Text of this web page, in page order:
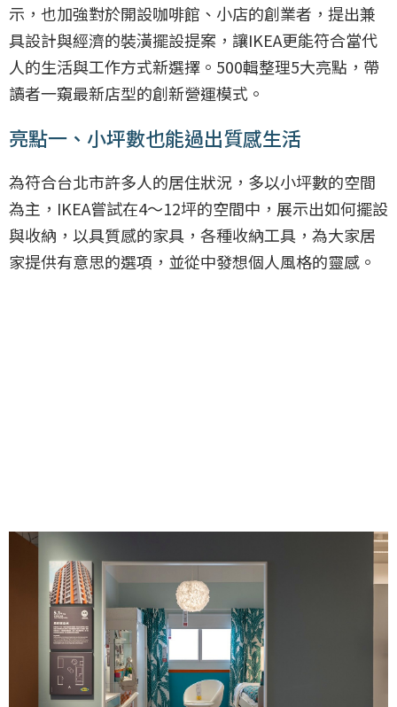
示，也加強對於開設咖啡館、小店的創業者，提出兼
具設計與經濟的裝潢擺設提案，讓IKEA更能符合當代
人的生活與工作方式新選擇。500輯整理5大亮點，帶
讀者一窺最新店型的創新營運模式。
亮點一、小坪數也能過出質感生活
為符合台北市許多人的居住狀況，多以小坪數的空間
為主，IKEA嘗試在4～12坪的空間中，展示出如何擺設
與收納，以具質感的家具，各種收納工具，為大家居
家提供有意思的選項，並從中發想個人風格的靈感。